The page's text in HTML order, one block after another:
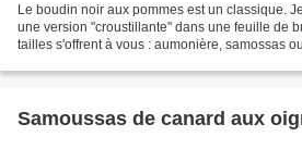
Le boudin noir aux pommes est un classique.
une version "croustillante" dans une feuille de
tailles s'offrent à vous : aumonière, samossas
Samoussas de canard aux